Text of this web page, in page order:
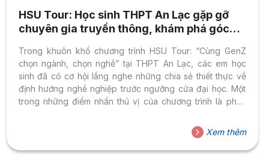
HSU Tour: Học sinh THPT An Lạc gặp gỡ
chuyên gia truyền thông, khám phá góc
Trong khuôn khổ chương trình HSU Tour: “Cùng GenZ
chọn ngành, chọn nghề” tại THPT An Lạc, các em học
sinh đã có cơ hội lắng nghe những chia sẻ thiết thực về
định hướng nghề nghiệp trước ngưỡng cửa đại học. Một
trong những điểm nhấn thú vị của chương trình là phần
đốc truyền thông tại Yeah1 Group, người đứng sau chiến
lược truyền thông của nhiều chương trình giải trí nổi bật
như “Anh Trai vượt ngàn chông gai” và “Chị Đẹp đạp gió
Xem thêm